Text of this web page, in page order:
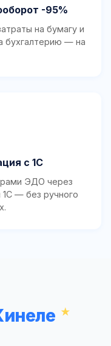
-95%
на бумагу и
бухгалтерию — на
с 1С
ЭДО через
— без ручного